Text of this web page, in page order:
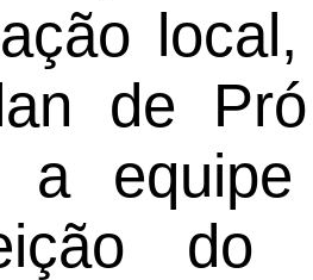
de
a
do